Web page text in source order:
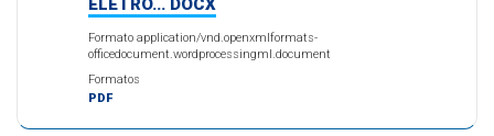
ELETRÔ... DOCX
Formato application/vnd.openxmlformats-
officedocument.wordprocessingml.document
Formatos
PDF